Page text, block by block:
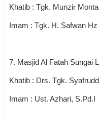
Khatib : Tgk. Munzir
Imam : Tgk. H. Safwan Hz
7. Masjid Al Fatah Sungai
Khatib : Drs. Tgk.
Imam : Ust. Azhari, S.Pd.I